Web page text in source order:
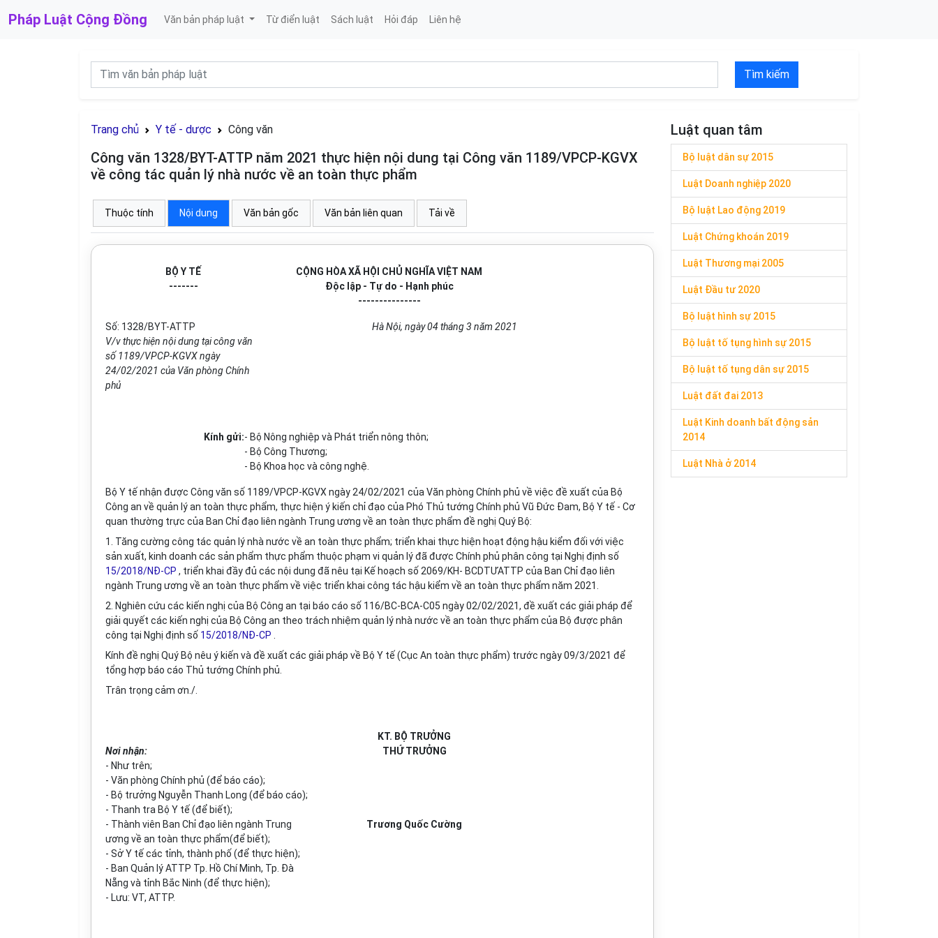
Pháp Luật Cộng Đồng Văn bản pháp luật Từ điển luật Sách luật Hỏi đáp Liên hệ
Tìm kiếm
Trang chủ Y tế - dược Công văn
Công văn 1328/BYT-ATTP năm 2021 thực hiện nội dung tại Công văn 1189/VPCP-KGVX
về công tác quản lý nhà nước về an toàn thực phẩm
Thuộc tính Nội dung Văn bản gốc Văn bản liên quan Tải về
BỘ Y TẾ
-------
CỘNG HÒA XÃ HỘI CHỦ NGHĨA VIỆT NAM
Độc lập - Tự do - Hạnh phúc
---------------
Số: 1328/BYT-ATTP
V/v thực hiện nội dung tại công văn
số 1189/VPCP-KGVX ngày
24/02/2021 của Văn phòng Chính
phủ
Hà Nội, ngày 04tháng3 năm 2021
Kính gửi:- Bộ Nông nghiệp và Phát triển nông thôn;
- Bộ Công Thương;
- Bộ Khoa học và công nghệ.
Bộ Y tế nhận được Công văn số 1189/VPCP-KGVX ngày 24/02/2021 của Văn phòng Chính phủ về việc đề xuất của Bộ
Công an về quản lý an toàn thực phẩm, thực hiện ý kiến chỉ đạo của Phó Thủ tướng Chính phủ Vũ Đức Đam, Bộ Y tế - Cơ
quan thường trực của Ban Chỉ đạo liên ngành Trung ương về an toàn thực phẩm đề nghị Quý Bộ:
1. Tăng cường công tác quản lý nhà nước về an toàn thực phẩm; triển khai thực hiện hoạt động hậu kiểm đối với việc
sản xuất, kinh doanh các sản phẩm thực phẩm thuộc phạm vi quản lý đã được Chính phủ phân công tại Nghị định số
15/2018/NĐ-CP , triển khai đầy đủ các nội dung đã nêu tại Kế hoạch số 2069/KH- BCDTƯATTP của Ban Chỉ đạo liên
ngành Trung ương về an toàn thực phẩm về việc triển khai công tác hậu kiểm về an toàn thực phẩm năm 2021.
2. Nghiên cứu các kiến nghị của Bộ Công an tại báo cáo số 116/BC-BCA-C05 ngày 02/02/2021, đề xuất các giải pháp để
giải quyết các kiến nghị của Bộ Công an theo trách nhiệm quản lý nhà nước về an toàn thực phẩm của Bộ được phân
công tại Nghị định số 15/2018/NĐ-CP
Kính đề nghị Quý Bộ nêu ý kiến và đề xuất các giải pháp về Bộ Y tế (Cục An toàn thực phẩm) trước ngày 09/3/2021 để
tổng hợp báo cáo Thủ tướng Chính phủ.
Trân trọng cảm ơn./.
Nơi nhận:
- Như trên;
- Văn phòng Chính phủ (để báo cáo);
- Bộ trưởng Nguyễn Thanh Long (để báo cáo);
- Thanh tra Bộ Y tế (để biết);
- Thành viên Ban Chỉ đạo liên ngành Trung
ương về an toàn thực phẩm(để biết);
- Sở Y tế các tỉnh, thành phố (để thực hiện);
- Ban Quản lý ATTP Tp. Hồ Chí Minh, Tp. Đà
Nẵng và tỉnh Bắc Ninh (để thực hiện);
- Lưu: VT, ATTP.
KT. BỘ TRƯỞNG
THỨ TRƯỞNG
Trương Quốc Cường
Luật quan tâm
Bộ luật dân sự 2015
Luật Doanh nghiệp 2020
Bộ luật Lao động 2019
Luật Chứng khoán 2019
Luật Thương mại 2005
Luật Đầu tư 2020
Bộ luật hình sự 2015
Bộ luật tố tụng hình sự 2015
Bộ luật tố tụng dân sự 2015
Luật đất đai 2013
Luật Kinh doanh bất động sản
2014
Luật Nhà ở 2014